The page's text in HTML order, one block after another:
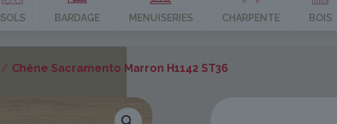
SOLS BARDAGE MENUISERIES CHARPENTE BOIS
/ Chêne Sacramento Marron H1142 ST36